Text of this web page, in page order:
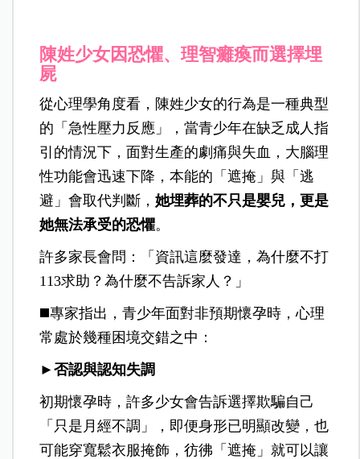
陳姓少女因恐懼、理智癱瘓而選擇埋
屍
從心理學角度看，陳姓少女的行為是一種典型
的「急性壓力反應」，當青少年在缺乏成人指
引的情況下，面對生產的劇痛與失血，大腦理
性功能會迅速下降，本能的「遮掩」與「逃
避」會取代判斷，她埋葬的不只是嬰兒，更是
她無法承受的恐懼。
許多家長會問：「資訊這麼發達，為什麼不打
113求助？為什麼不告訴家人？」
◼️專家指出，青少年面對非預期懷孕時，心理
常處於幾種困境交錯之中：
►否認與認知失調
初期懷孕時，許多少女會告訴選擇欺騙自己
「只是月經不調」，即便身形已明顯改變，也
可能穿寬鬆衣服掩飾，彷彿「遮掩」就可以讓